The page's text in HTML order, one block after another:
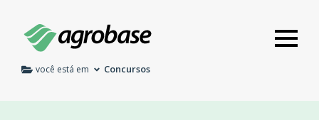
você está em Concursos